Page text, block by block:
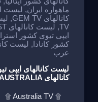
ماهواره ایران, لیست
کانالهای GEM TV
,
TV
, لیست کانالهای USA IPTV LIST
ایپی تیوی کشور
کشور کانادا , لیست
عرب
کانالهای AUSTRALIA